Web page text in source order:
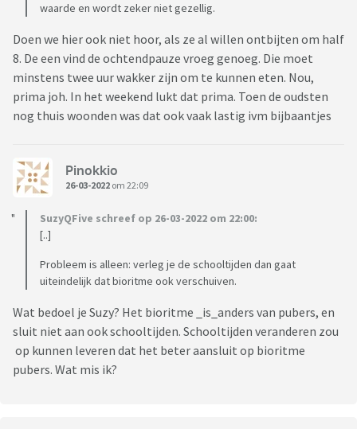
waarde en wordt zeker niet gezellig.
Doen we hier ook niet hoor, als ze al willen ontbijten om half
8. De een vind de ochtendpauze vroeg genoeg. Die moet
minstens twee uur wakker zijn om te kunnen eten. Nou,
prima joh. In het weekend lukt dat prima. Toen de oudsten
nog thuis woonden was dat ook vaak lastig ivm bijbaantjes
Pinokkio
26-03-2022 om 22:09
SuzyQFive schreef op 26-03-2022 om 22:00:
[..]
Probleem is alleen: verleg je de schooltijden dan gaat
uiteindelijk dat bioritme ook verschuiven.
Wat bedoel je Suzy? Het bioritme _is_anders van pubers, en
sluit niet aan ook schooltijden. Schooltijden veranderen zou
op kunnen leveren dat het beter aansluit op bioritme
pubers. Wat mis ik?